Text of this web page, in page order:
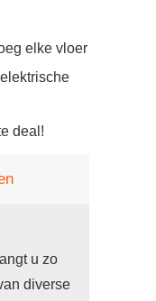
elke vloer
deal!
u zo
diverse